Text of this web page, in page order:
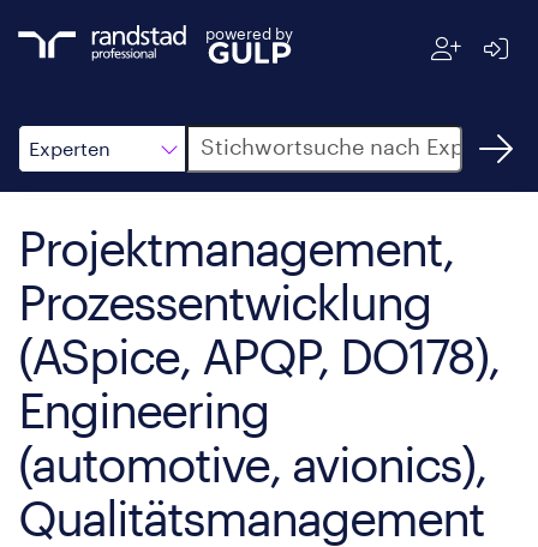
powered by
Experten
Suche
Projektmanagement,
Prozessentwicklung
(ASpice, APQP, DO178),
Engineering
(automotive, avionics),
Qualitätsmanagement